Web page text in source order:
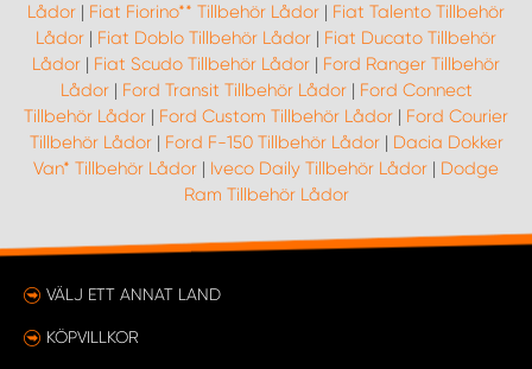
Lådor | Fiat Fiorino** Tillbehör Lådor | Fiat Talento Tillbehör
Lådor | Fiat Doblo Tillbehör Lådor | Fiat Ducato Tillbehör
Lådor | Fiat Scudo Tillbehör Lådor | Ford Ranger Tillbehör
Lådor| Ford Transit Tillbehör Lådor| Ford Connect
Tillbehör Lådor | Ford Custom Tillbehör Lådor | Ford Courier
Tillbehör Lådor| Ford F-150 Tillbehör Lådor| Dacia Dokker
Van* Tillbehör Lådor | Iveco Daily Tillbehör Lådor | Dodge
Ram Tillbehör Lådor
VÄLJ ETT ANNAT LAND
KÖPVILLKOR